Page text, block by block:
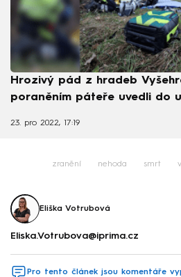
Hrozivý pád z hradeb
poraněním páteře uvedli do
23. pro 2022, 17:19
zranění nehoda smrt
Eliška Votrubová
Eliska.Votrubova@iprima.cz
Pro tento článek jsou komentáře